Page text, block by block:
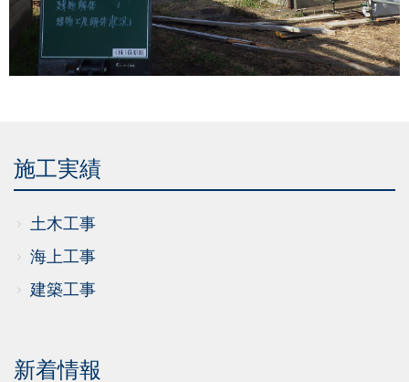
施工実績
土木工事
海上工事
建築工事
新着情報